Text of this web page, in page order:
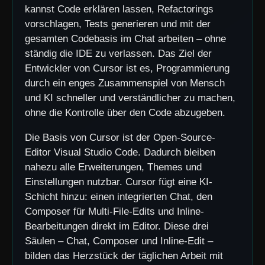
kannst Code erklären lassen, Refactorings
vorschlagen, Tests generieren und mit der
gesamten Codebasis im Chat arbeiten – ohne
ständig die IDE zu verlassen. Das Ziel der
Entwickler von Cursor ist es, Programmierung
durch ein enges Zusammenspiel von Mensch
und KI schneller und verständlicher zu machen,
ohne die Kontrolle über den Code abzugeben.
Die Basis von Cursor ist der Open-Source-
Editor Visual Studio Code. Dadurch bleiben
nahezu alle Erweiterungen, Themes und
Einstellungen nutzbar. Cursor fügt eine KI-
Schicht hinzu: einen integrierten Chat, den
Composer für Multi-File-Edits und Inline-
Bearbeitungen direkt im Editor. Diese drei
Säulen – Chat, Composer und Inline-Edit –
bilden das Herzstück der täglichen Arbeit mit